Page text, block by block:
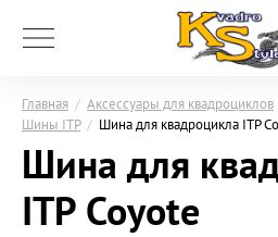
Главная / Аксессуары для квадроциклов
Шины ITP / Шина для квадроцикла ITP
Шина для
ITP Coyote